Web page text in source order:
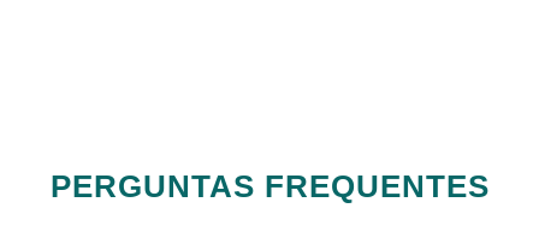
PERGUNTAS FREQUENTES